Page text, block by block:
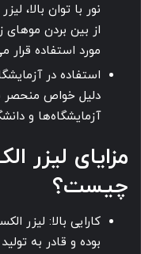
نور با توان بالا،
از بین بردن
مورد استفاده قرار
استفاده در
دلیل خواص منحصر
آزمایشگاه‌ها و
مزایای لیزر
چیست؟
کارایی بالا: لیزر
بوده و قادر به